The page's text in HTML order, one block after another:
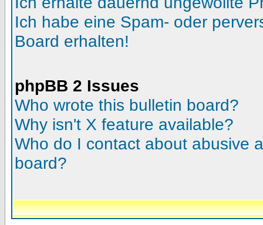
Ich habe eine Spam- oder
Board erhalten!
phpBB 2 Issues
Who wrote this bulletin board?
Why isn't X feature available?
Who do I contact about abusive
board?